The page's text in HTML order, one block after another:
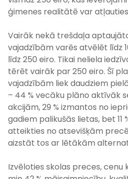
ģimenes realitātē var
Vairāk nekā trešdaļa
vajadzībām varēs atvēlēt līdz
līdz 250 eiro. Tikai neliela
tērēt vairāk par 250 eiro. Šī
vajadzībām liek daudziem
– 44 % vecāku plāno aktīvāk
akcijām, 29 % izmantos no
gadiem palikušās lietas, bet 11
atteikties no atsevišķām
aizstāt tos ar lētākām
Izvēloties skolas preces, cenu